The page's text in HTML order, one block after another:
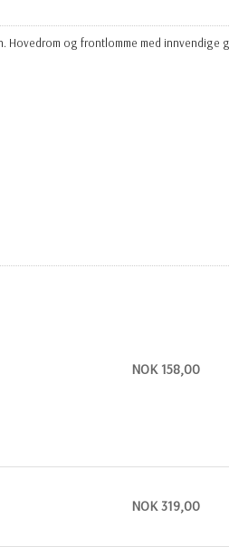
og frontlomme med innvendige
NOK 158,00
NOK 319,00